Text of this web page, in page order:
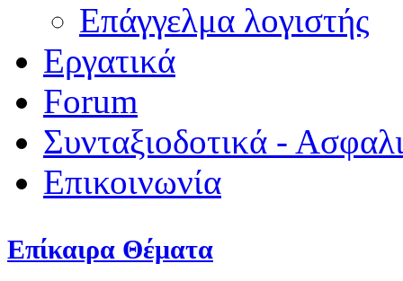
Επάγγελμα λογιστής
Εργατικά
Forum
Συνταξιοδοτικά -
Επικοινωνία
Επίκαιρα Θέματα